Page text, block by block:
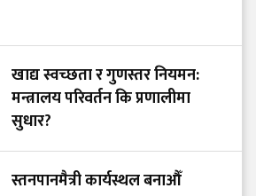
खाद्य स्वच्छता र गुणस्तर नियमन:
मन्त्रालय परिवर्तन कि प्रणालीमा
सुधार?
स्तनपानमैत्री कार्यस्थल बनाऔँ